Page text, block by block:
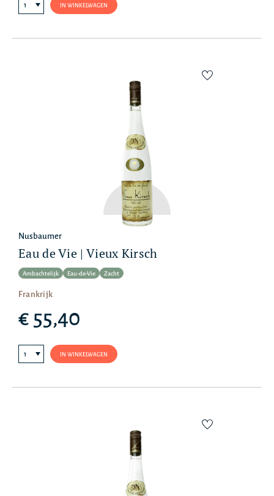
IN WINKELWAGEN
Nusbaumer
Eau de Vie | Vieux Kirsch
Ambachtelijk Eau-de-Vie Zacht
Frankrijk
€ 55,40
IN WINKELWAGEN